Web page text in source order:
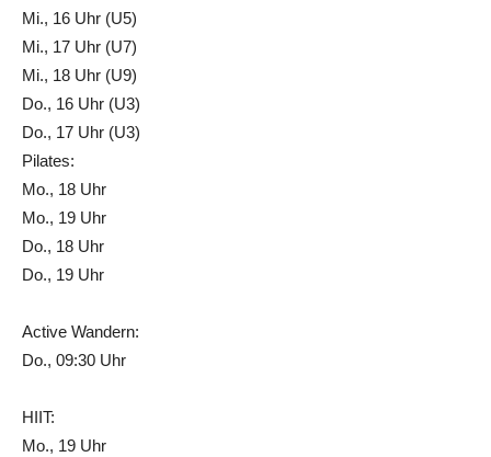
Mi., 16 Uhr (U5)
Mi., 17 Uhr (U7)
Mi., 18 Uhr (U9)
Do., 16 Uhr (U3)
Do., 17 Uhr (U3)
Pilates:
Mo., 18 Uhr
Mo., 19 Uhr
Do., 18 Uhr
Do., 19 Uhr
Active Wandern:
Do., 09:30 Uhr
HIIT:
Mo., 19 Uhr